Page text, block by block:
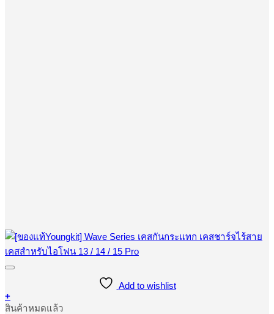
Add to wishlist
+
This
สินค้าหมดแล้ว